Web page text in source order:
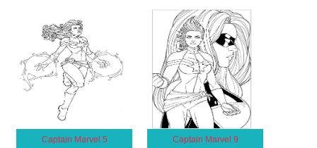
Captain Marvel 5 Captain Marvel 9